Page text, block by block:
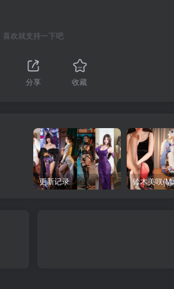
喜欢就支持一下吧
分享 收藏
更新记录